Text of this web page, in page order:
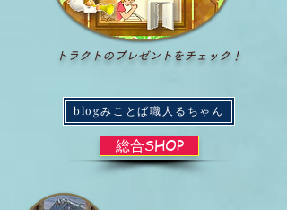
トラクトのプレゼントをチェック！
blogみことば職人るちゃん
総合SHOP